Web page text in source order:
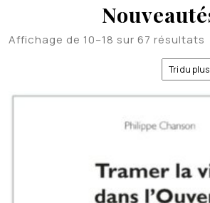
Affichage de 10–18 sur 67 résultats